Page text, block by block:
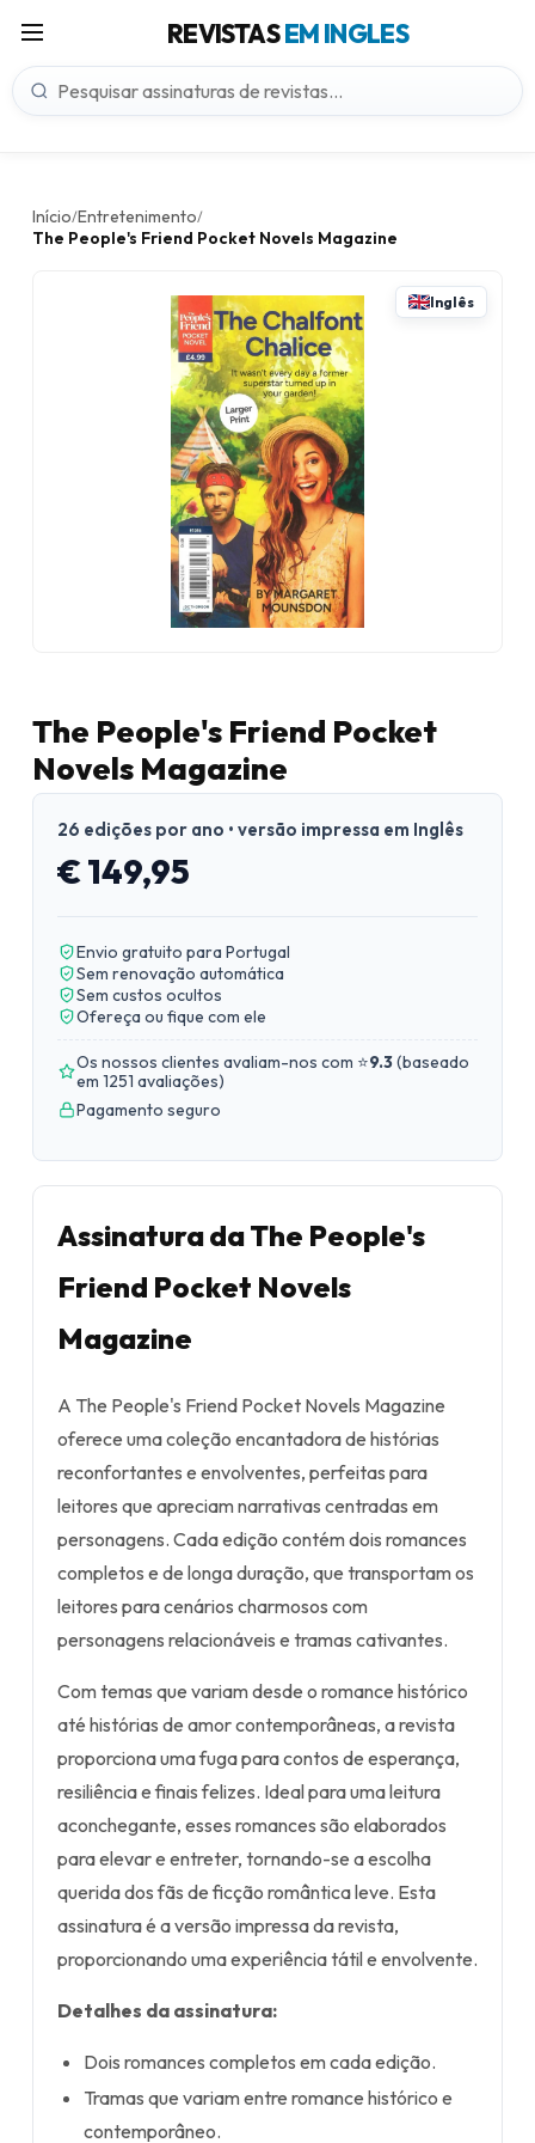
REVISTASEM INGLES
Início/Entretenimento/
The People's Friend Pocket Novels Magazine
Inglês
The People's Friend Pocket
Novels Magazine
26 edições por ano • versão impressa em Inglês
€ 149,95
Envio gratuito para Portugal
Sem renovação automática
Sem custos ocultos
Ofereça ou fique com ele
Os nossos clientes avaliam-nos com ⭐9.3(baseado
em 1251 avaliações)
Pagamento seguro
Assinatura da The People's
Friend Pocket Novels
Magazine
A The People's Friend Pocket Novels Magazine
oferece uma coleção encantadora de histórias
reconfortantes e envolventes, perfeitas para
leitores que apreciam narrativas centradas em
personagens. Cada edição contém dois romances
completos e de longa duração, que transportam os
leitores para cenários charmosos com
personagens relacionáveis e tramas cativantes.
Com temas que variam desde o romance histórico
até histórias de amor contemporâneas, a revista
proporciona uma fuga para contos de esperança,
resiliência e finais felizes. Ideal para uma leitura
aconchegante, esses romances são elaborados
para elevar e entreter, tornando-se a escolha
querida dos fãs de ficção romântica leve. Esta
assinatura é a versão impressa da revista,
proporcionando uma experiência tátil e envolvente.
Detalhes da assinatura:
Dois romances completos em cada edição.
Tramas que variam entre romance histórico e
contemporâneo.